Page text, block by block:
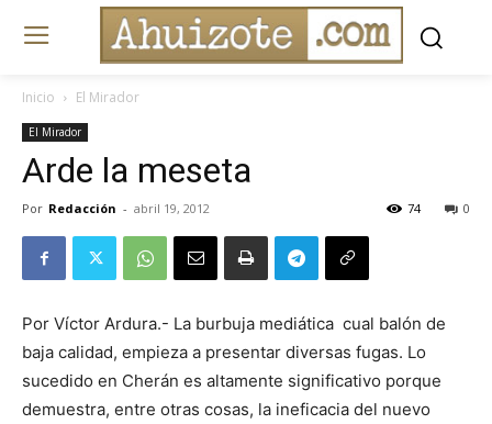
Inicio El Mirador
El Mirador
Arde la meseta
Por Redacción - abril 19, 2012 0
74
Por Víctor Ardura.- La burbuja mediática cual balón de
baja calidad, empieza a presentar diversas fugas. Lo
sucedido en Cherán es altamente significativo porque
demuestra, entre otras cosas, la ineficacia del nuevo